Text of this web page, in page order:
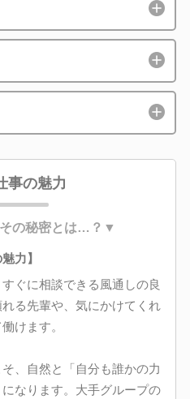
事の魅力
の秘密とは…？▼
力】
ぐに相談できる風通しの良
る先輩や、気にかけてくれ
けます。
、自然と「自分も誰かの力
なります。大手グループの